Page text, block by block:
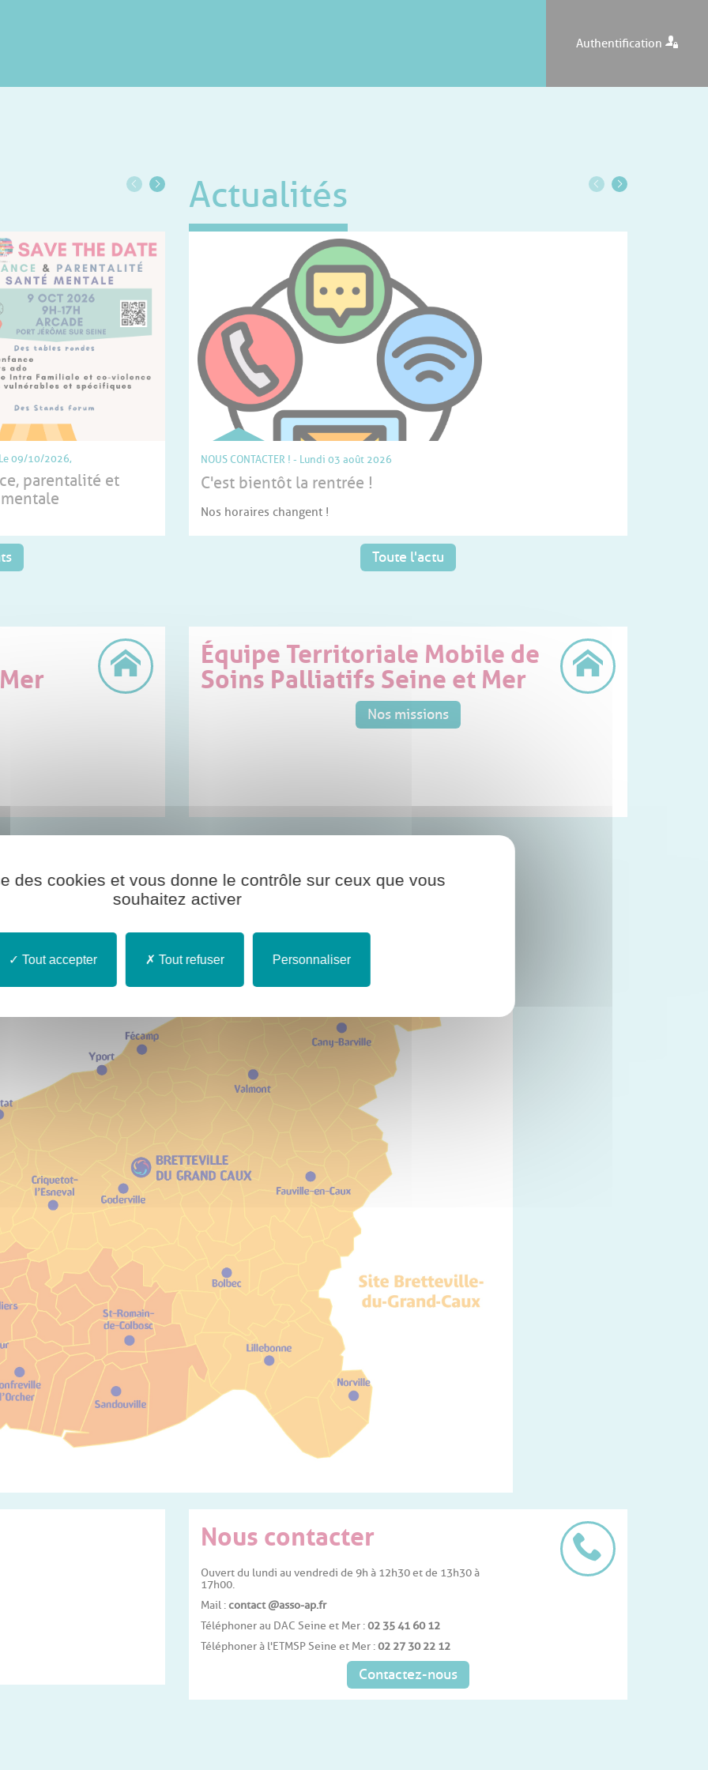
Authentification
2026,
et
CONTRAT LOCAL DE SANTÉ
Contrat local de santé
Actualités
NOUS CONTACTER ! Lundi 03 août 2026
C'est bientôt la rentrée !
Nos horaires changent !
Toute l'actu
Équipe Territoriale Mobile de
Soins Palliatifs Seine et Mer
Nos missions
des dispositifs de l'association Appui et Perspectives
Nous contacter
Ouvert du lundi au vendredi de 9h à 12h30 et de 13h30 à
17h00.
Mail :contact @asso-ap.fr
Téléphoner au DAC Seine et Mer :02 35 41 60 12
Téléphoner à l'ETMSP Seine et Mer :02 27 30 22 12
Contactez-nous
des cookies et vous donne le contrôle sur ceux que vous
souhaitez activer
Tout accepter Tout refuser Personnaliser